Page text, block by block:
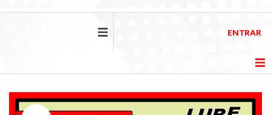
ENTRAR